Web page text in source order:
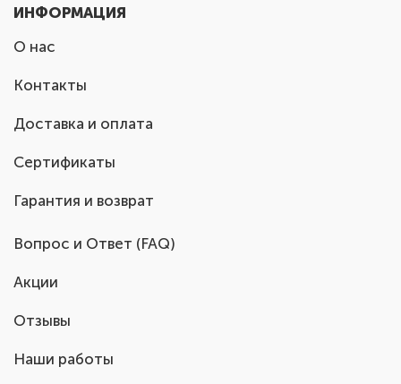
ИНФОРМАЦИЯ
О нас
Контакты
Доставка и оплата
Сертификаты
Гарантия и возврат
Вопрос и Ответ (FAQ)
Акции
Отзывы
Наши работы